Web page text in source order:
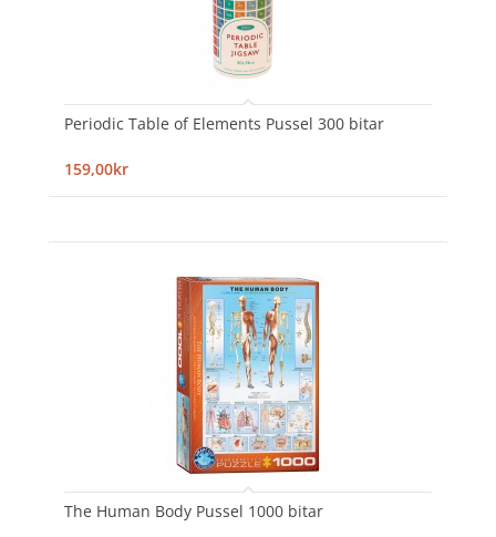
Periodic Table of Elements Pussel 300 bitar
159,00kr
The Human Body Pussel 1000 bitar